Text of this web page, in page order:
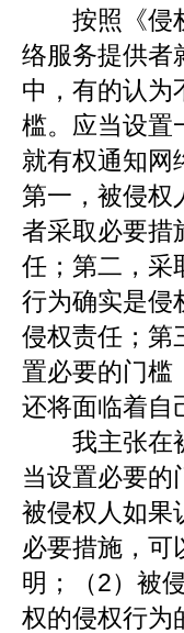
按照《侵权
络服务提供者
中，有的认为
槛。应当设置
就有权通知网
第一，被侵权
者采取必要措
任；第二，采
行为确实是侵
侵权责任；第
置必要的门槛
还将面临着自
我主张在被
当设置必要的
被侵权人如果
必要措施，可
明；（2）被
权的侵权行为